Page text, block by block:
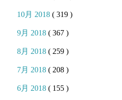
10月 2018( 319 )
9月 2018( 367 )
8月 2018( 259 )
7月 2018( 208 )
6月 2018( 155 )